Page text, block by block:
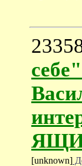
[unknown]